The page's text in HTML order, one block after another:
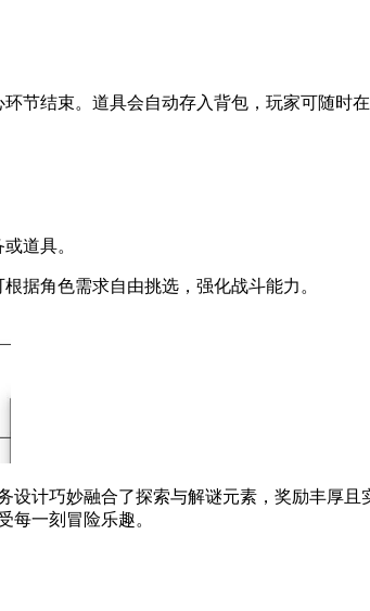
节结束。道具会自动存入背包，玩家可随时
道具。
据角色需求自由挑选，强化战斗能力。
计巧妙融合了探索与解谜元素，奖励丰厚
每一刻冒险乐趣。